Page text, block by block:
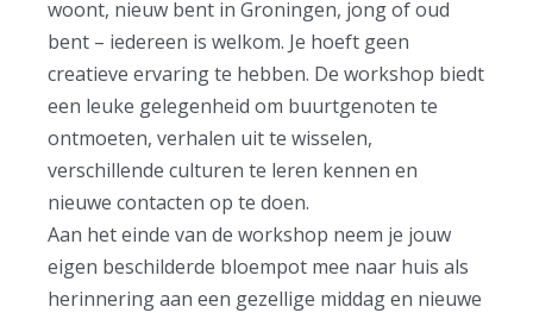
woont, nieuw bent in Groningen, jong of oud
bent – iedereen is welkom. Je hoeft geen
creatieve ervaring te hebben. De workshop biedt
een leuke gelegenheid om buurtgenoten te
ontmoeten, verhalen uit te wisselen,
verschillende culturen te leren kennen en
nieuwe contacten op te doen.
Aan het einde van de workshop neem je jouw
eigen beschilderde bloempot mee naar huis als
herinnering aan een gezellige middag en nieuwe